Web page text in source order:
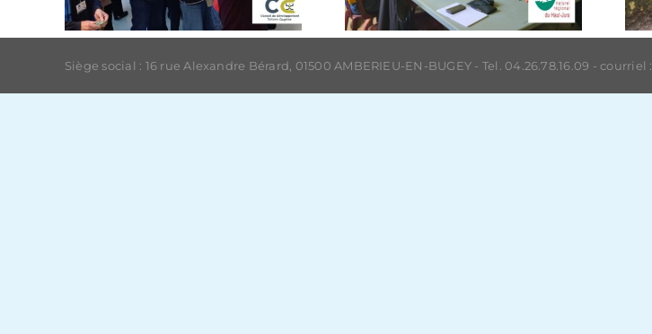
Siège social : 16 rue Alexandre Bérard, 01500 AMBERIEU-EN-BUGEY - Tel. 04.26.78.16.09 - courriel :